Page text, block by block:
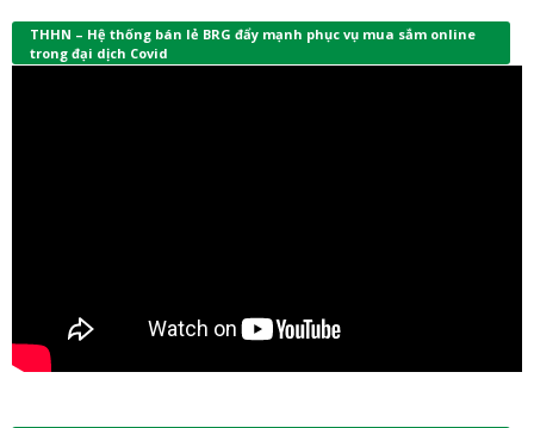
THHN – Hệ thống bán lẻ BRG đẩy mạnh phục vụ mua sắm online
trong đại dịch Covid